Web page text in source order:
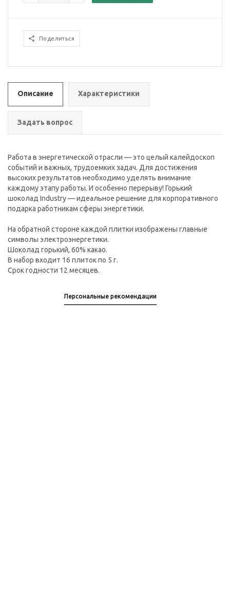
Поделиться
Описание Характеристики
Задать вопрос
Работа в энергетической отрасли — это целый калейдоскоп
событий и важных, трудоемких задач. Для достижения
высоких результатов необходимо уделять внимание
каждому этапу работы. И особенно перерыву! Горький
шоколад Industry — идеальное решение для корпоративного
подарка работникам сферы энергетики.
На обратной стороне каждой плитки изображены главные
символы электроэнергетики.
Шоколад горький, 60% какао.
В набор входит 16 плиток по 5 г.
Срок годности 12 месяцев.
Персональные рекомендации